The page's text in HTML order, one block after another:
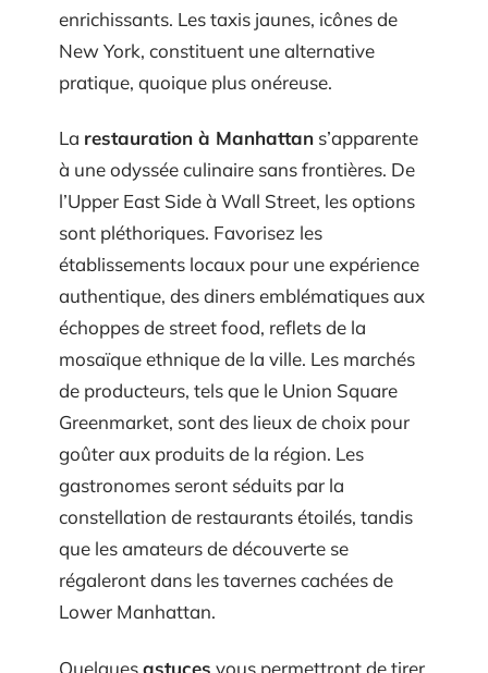
enrichissants. Les taxis jaunes, icônes de
New York, constituent une alternative
pratique, quoique plus onéreuse.
La restauration à Manhattan s’apparente
à une odyssée culinaire sans frontières. De
l’Upper East Side à Wall Street, les options
sont pléthoriques. Favorisez les
établissements locaux pour une expérience
authentique, des diners emblématiques aux
échoppes de street food, reflets de la
mosaïque ethnique de la ville. Les marchés
de producteurs, tels que le Union Square
Greenmarket, sont des lieux de choix pour
goûter aux produits de la région. Les
gastronomes seront séduits par la
constellation de restaurants étoilés, tandis
que les amateurs de découverte se
régaleront dans les tavernes cachées de
Lower Manhattan.
Quelquesastuces vous permettront de tirer